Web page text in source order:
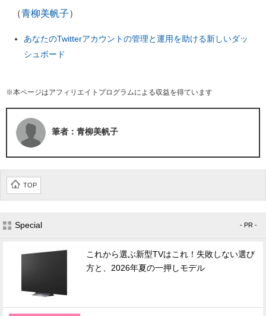
（青柳美帆子）
あなたのTwitterアカウントの管理と運用を助ける新しいダッ
シュボード
※本ページはアフィリエイトプログラムによる収益を得ています
筆者：青柳美帆子
TOP
Special - PR -
これから選ぶ新型TVはこれ！失敗しない選び
方と、2026年夏の一押しモデル